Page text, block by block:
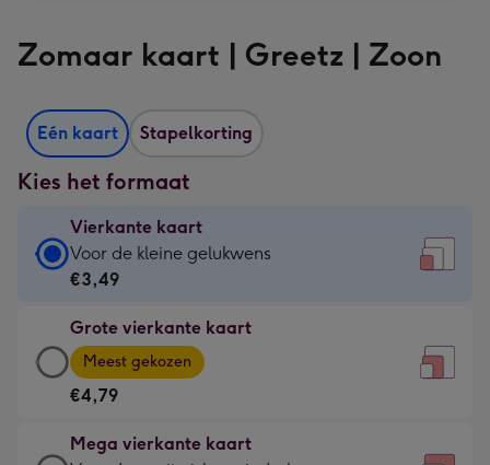
Zomaar kaart | Greetz | Zoon
Eén kaart Stapelkorting
Kies het formaat
Vierkante kaart
Vierkante
kaart
€3,49
-
Voor
kleine
Voor de kleine gelukwens
€3,49
Grote vierkante kaart
Grote
vierkante
kaart
-
€4,79
Meest gekozen
€4,79
Mega vierkante kaart